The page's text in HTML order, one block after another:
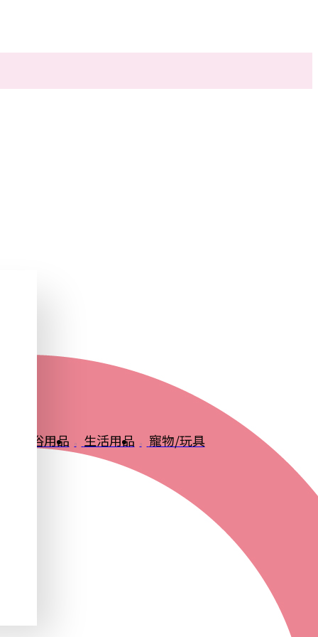
衛浴用品 生活用品 寵物/玩具